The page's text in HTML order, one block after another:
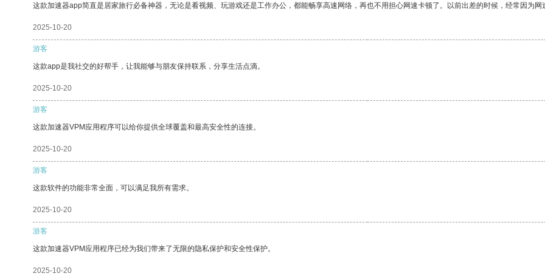
这款加速器app简直是居家旅行必备神器，无论是看视频、玩游戏还是工作办公，都能畅享高速网络，再也不用担心网速卡顿了。以前出差的时候，经常因为
2025-10-20
游客
这款app是我社交的好帮手，让我能够与朋友保持联系，分享生活点滴。
2025-10-20
游客
这款加速器VPM应用程序可以给你提供全球覆盖和最高安全性的连接。
2025-10-20
游客
这款软件的功能非常全面，可以满足我所有需求。
2025-10-20
游客
这款加速器VPM应用程序已经为我们带来了无限的隐私保护和安全性保护。
2025-10-20